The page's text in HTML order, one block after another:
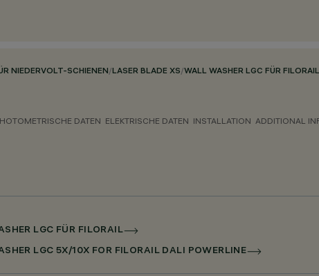
NIEDERVOLT-SCHIENEN/LASER BLADE XS/WALL WASHER LGC FÜR FILORAIL
DATEN ELEKTRISCHE DATEN INSTALLATION ADDITIONAL
LGC FÜR FILORAIL
LGC 5X/10X FOR FILORAIL DALI POWERLINE